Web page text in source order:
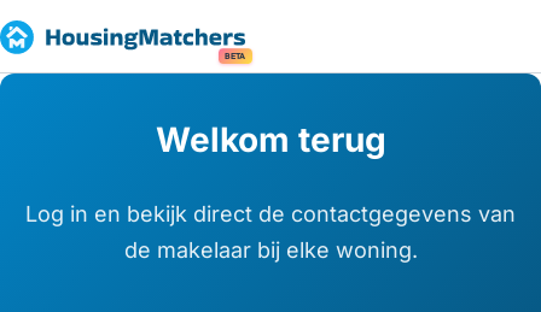
BETA
Welkom terug
Log in en bekijk direct de contactgegevens van
de makelaar bij elke woning.